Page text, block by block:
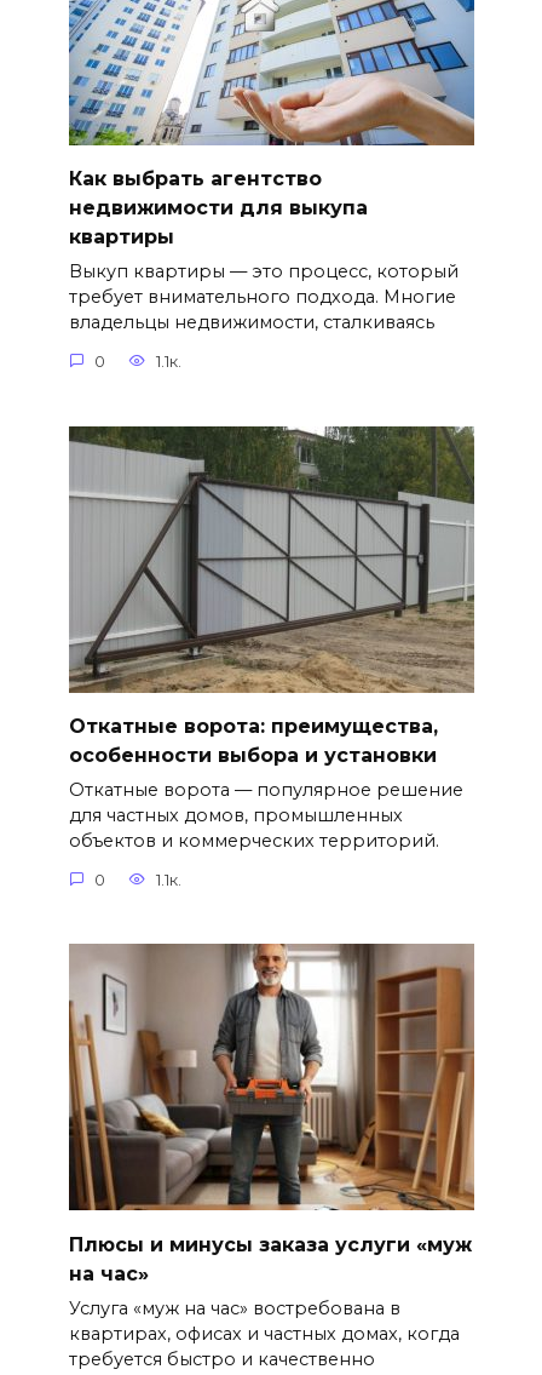
Как выбрать агентство
недвижимости для выкупа
квартиры
Выкуп квартиры — это процесс, который
требует внимательного подхода. Многие
владельцы недвижимости, сталкиваясь
0 1.1к.
Откатные ворота: преимущества,
особенности выбора и установки
Откатные ворота — популярное решение
для частных домов, промышленных
объектов и коммерческих территорий.
0 1.1к.
Плюсы и минусы заказа услуги «муж
на час»
Услуга «муж на час» востребована в
квартирах, офисах и частных домах, когда
требуется быстро и качественно